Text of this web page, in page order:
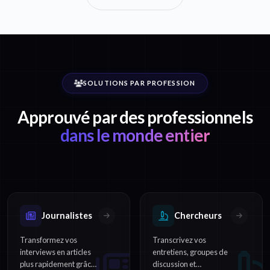
SOLUTIONS PAR PROFESSION
Approuvé par des professionnels
dans le monde entier
Journalistes
Transformez vos
interviews en articles
plus rapidement grâce
Chercheurs
Transcrivez vos
entretiens, groupes de
discussion et